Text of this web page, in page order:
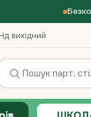
вихідний